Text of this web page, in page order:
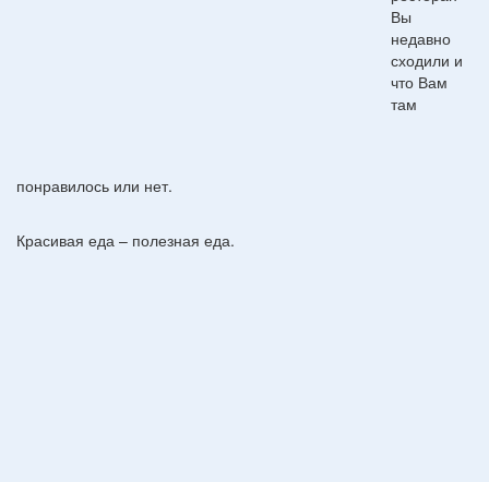
Вы
недавно
сходили и
что Вам
там
понравилось или нет.
Красивая еда – полезная еда.